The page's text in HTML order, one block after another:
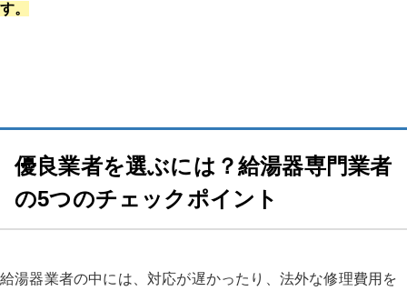
す。
優良業者を選ぶには？給湯器専門業者
の5つのチェックポイント
給湯器業者の中には、対応が遅かったり、法外な修理費用を